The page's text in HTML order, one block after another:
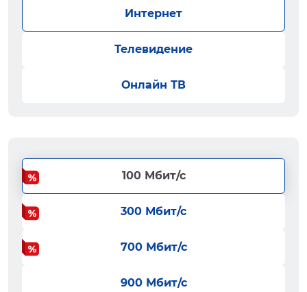
Интернет
Телевидение
Онлайн ТВ
100 Мбит/с
300 Мбит/с
700 Мбит/с
900 Мбит/с